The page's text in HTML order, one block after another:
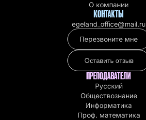
О компании
КОНТАКТЫ
egeland_office@mail.ru
Перезвоните мне
Оставить отзыв
ПРЕПОДАВАТЕЛИ
Русский
Обществознание
Информатика
Проф. математика